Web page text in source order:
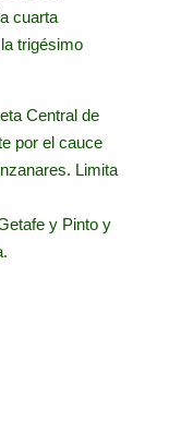
cuarta
trigésimo
Central de
por el cauce
. Limita
y Pinto y
.